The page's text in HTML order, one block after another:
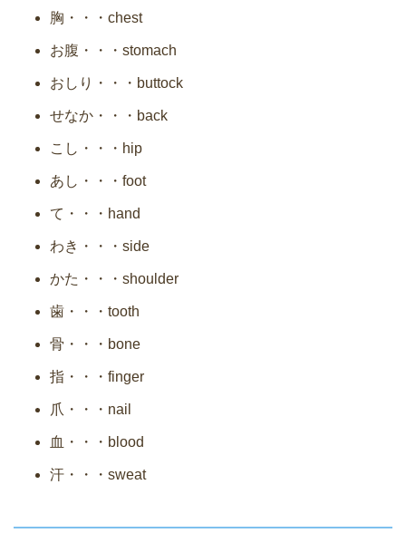
胸・・・chest
お腹・・・stomach
おしり・・・buttock
せなか・・・back
こし・・・hip
あし・・・foot
て・・・hand
わき・・・side
かた・・・shoulder
歯・・・tooth
骨・・・bone
指・・・finger
爪・・・nail
血・・・blood
汗・・・sweat